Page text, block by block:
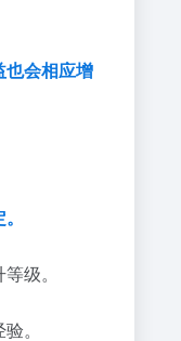
也会相应增
级。
。